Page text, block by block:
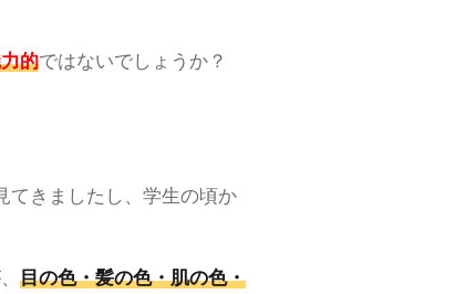
的ではないでしょうか？
てきましたし、学生の頃か
目の色・髪の色・肌の色・